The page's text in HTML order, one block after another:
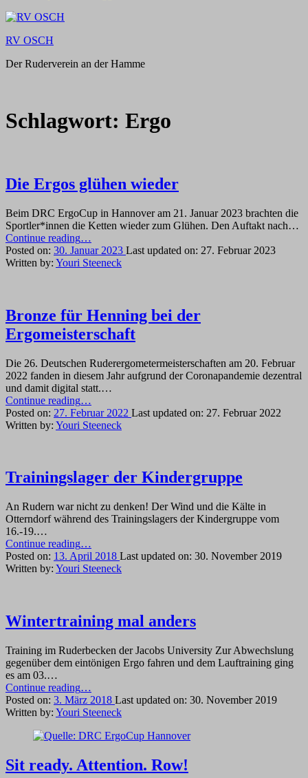
RV OSCH
Der Ruderverein an der Hamme
Schlagwort: Ergo
Die Ergos glühen wieder
Beim DRC ErgoCup in Hannover am 21. Januar 2023 brachten die
Sportler*innen die Ketten wieder zum Glühen. Den Auftakt nach…
Continue reading“Die
Ergos
glühen
…
Posted on: 30. Januar 2023 Last updated on: 27. Februar 2023
Written by: Youri Steeneck
Bronze für Henning bei der
Ergomeisterschaft
Die 26. Deutschen Ruderergometermeisterschaften am 20. Februar
2022 fanden in diesem Jahr aufgrund der Coronapandemie dezentral
und damit digital statt.…
Continue reading“Bronze
für
Henning
…
Posted on: 27. Februar 2022 Last updated on: 27. Februar 2022
Written by: Youri Steeneck
Trainingslager der Kindergruppe
An Rudern war nicht zu denken! Der Wind und die Kälte in
Otterndorf während des Trainingslagers der Kindergruppe vom
16.-19.…
Continue reading“Trainingslager
der
Kindergruppe”
…
Posted on: 13. April 2018 Last updated on: 30. November 2019
Written by: Youri Steeneck
Wintertraining mal anders
Training im Ruderbecken der Jacobs University Zur Abwechslung
gegenüber dem eintönigen Ergo fahren und dem Lauftraining ging
es am 03.…
Continue reading“Wintertraining
mal
anders”
…
Posted on: 3. März 2018 Last updated on: 30. November 2019
Written by: Youri Steeneck
Sit ready. Attention. Row!